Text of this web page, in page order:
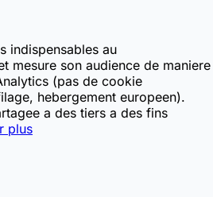
indispensables au
mesure son audience de maniere
(pas de cookie
hebergement europeen).
a des tiers a des fins
plus